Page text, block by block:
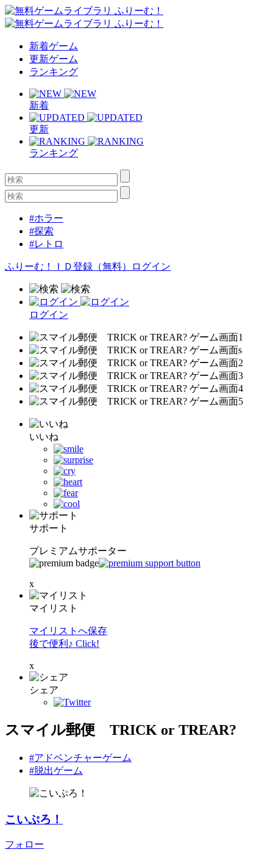
新着ゲーム
更新ゲーム
ランキング
新着
更新
ランキング
#ホラー
#探索
#レトロ
ふりーむ！ＩＤ登録（無料） ログイン
ログイン
いいね
サポート
プレミアムサポーター
x
マイリスト
マイリストへ保存
後で便利♪ Click!
x
シェア
スマイル郵便 TRICK or TREAR?
#アドベンチャーゲーム
#脱出ゲーム
こいぷろ！
フォロー